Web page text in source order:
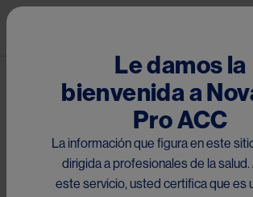
Pasar al
Patanol®
El presente sitio está dirigido a médicos
habilitante dentro de la Región de Centro
Caribe, Perú, Ecuador y Chile, que
Olopatadina
a través
Le damos la
bienvenida a
Pro ACC
La información que figura en este
dirigida a profesionales de la salud.
este servicio, usted certifica que es